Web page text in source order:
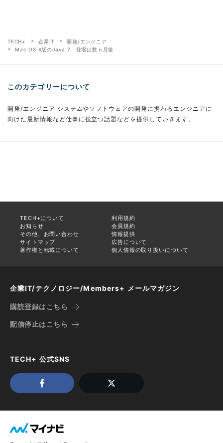
TECH+ 企業IT
開発/エンジニア
Mac OS X版のJava 7、登場は数ヵ月後
このカテゴリーについて
開発/エンジニア システムやソフトウェアの開発に携わるエンジニアに
向けた最新情報など仕事に役立つ話題などを提供していきます。
TECH+について
利用規約
お知らせ
会員規約
その他、お問い合わせ
情報提供
サイトマップ
広告について
著作権と転載について
個人情報の取り扱いについて
企業IT/テクノロジー/Members+ メールマガジン
購読登録はこちら
配信停止はこちら
TECH+ 公式SNS